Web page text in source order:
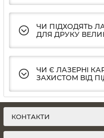
ЧИ ПІДХОДЯТЬ
ДЛЯ ДРУКУ
ЧИ Є ЛАЗЕРНІ
ЗАХИСТОМ ВІД
КОНТАКТИ